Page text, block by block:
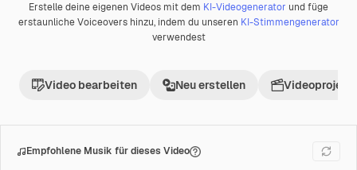
Premium
Erstelle deine eigenen Videos mit dem KI-Videogenerator und füge
erstaunliche Voiceovers hinzu, indem du unseren KI-Stimmengenerator
verwendest
Video bearbeiten Neu erstellen Videoprojekt
Empfohlene Musik für dieses Video